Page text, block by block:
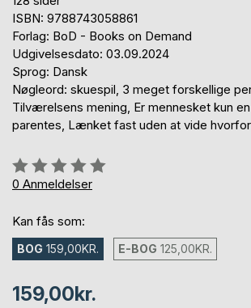
ISBN: 9788743058861
Forlag: BoD - Books on Demand
Udgivelsesdato: 03.09.2024
Sprog: Dansk
Nøgleord: skuespil, 3 meget forskellige
Tilværelsens mening, Er mennesket kun
parentes, Lænket fast uden at vide hvorfor
Anmeldelse::
0%
0 Anmeldelser
Kan fås som:
BOG 159,00KR. E-BOG 125,00KR.
159,00kr.